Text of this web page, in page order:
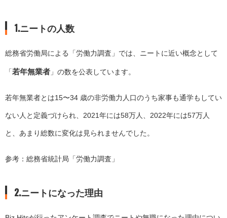
1.ニートの人数
総務省労働局による「労働力調査」では、ニートに近い概念として
「若年無業者 」の数を公表しています。
若年無業者とは15〜34 歳の非労働力人口のうち家事も通学もしてい
ない人と定義づけられ、2021年には58万人、2022年には57万人
と、あまり総数に変化は見られませんでした。
参考： 総務省統計局「労働力調査」
2.ニートになった理由